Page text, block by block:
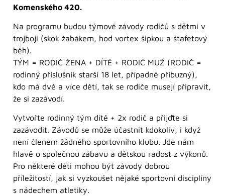
Komenského 420.
Na programu budou týmové závody rodičů s dětmi v
trojboji (skok žabákem, hod vortex šipkou a štafetový
běh).
TÝM = RODIČ ŽENA + DÍTĚ + RODIČ MUŽ (RODIČ =
rodinný příslušník starší 18 let, případně příbuzný),
kdo má dvě a více dětí, tak se rodiče musejí připravit,
že si zazávodí.
Vytvořte rodinný tým dítě + 2x rodič a přijďte si
zazávodit. Závodů se může účastnit kdokoliv, i když
není členem žádného sportovního klubu. Jde nám
hlavě o společnou zábavu a dětskou radost z výkonů.
Pro některé děti mohou být závody dobrou
příležitostí, jak si vyzkoušet nějaké sportovní disciplíny
s nádechem atletiky.